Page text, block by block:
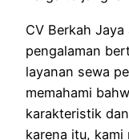
CV Berkah
pengalaman
layanan sewa
memahami
karakteristik
karena itu, kami